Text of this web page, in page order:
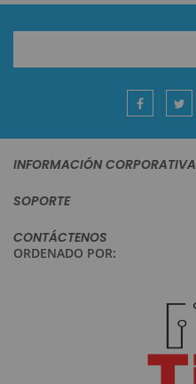
Suscríbase
boletín
INFORMACIÓN CORPORATIVA
SOPORTE
CONTÁCTENOS
ORDENADO POR: